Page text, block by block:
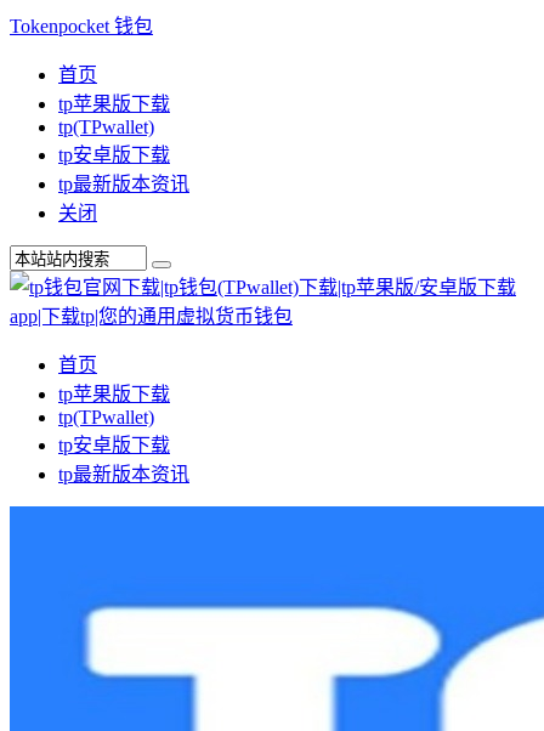
Tokenpocket 钱包
首页
tp苹果版下载
tp(TPwallet)
tp安卓版下载
tp最新版本资讯
关闭
首页
tp苹果版下载
tp(TPwallet)
tp安卓版下载
tp最新版本资讯